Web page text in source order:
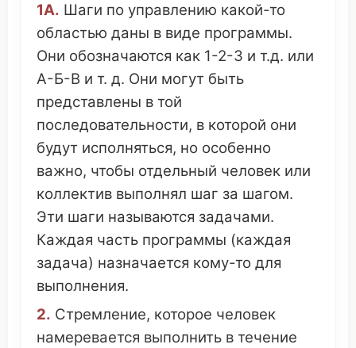
1А. Шаги по управлению какой-то
областью даны в виде программы.
Они обозначаются как 1-2-3 и т.д. или
А-Б-В и т. д. Они могут быть
представлены в той
последовательности, в которой они
будут исполняться, но особенно
важно, чтобы отдельный человек или
коллектив выполнял шаг за шагом.
Эти шаги называются задачами.
Каждая часть программы (каждая
задача) назначается кому-то для
выполнения.
2. Стремление, которое человек
намеревается выполнить в течение